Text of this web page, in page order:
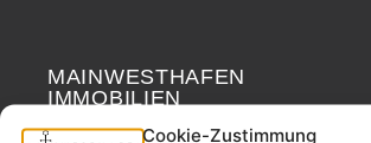
Cookie-Zustimmung
MAINWESTHAFEN
IMMOBILIEN